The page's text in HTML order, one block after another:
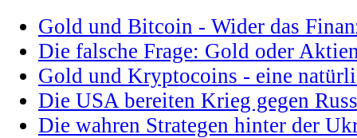
Gold und Bitcoin - Wider das
Die falsche Frage: Gold oder
Gold und Kryptocoins - eine
Die USA bereiten Krieg gegen
Die wahren Strategen hinter der